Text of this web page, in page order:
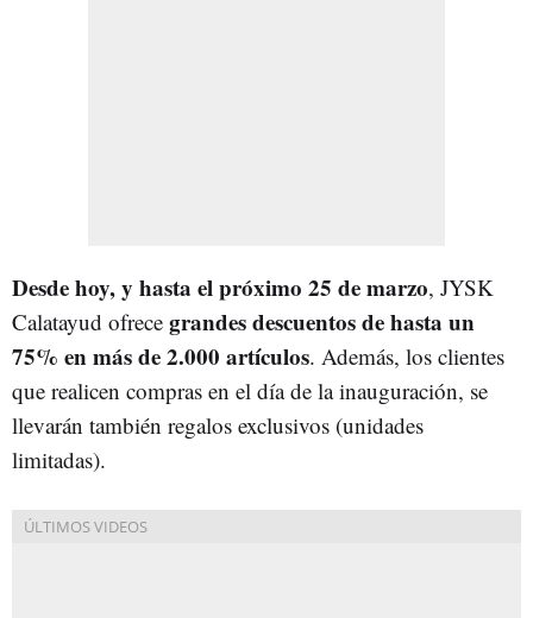
Desde hoy, y hasta el próximo 25 de marzo, JYSK
Calatayud ofrece grandes descuentos de hasta un
75% en más de 2.000 artículos. Además, los clientes
que realicen compras en el día de la inauguración, se
llevarán también regalos exclusivos (unidades
limitadas).